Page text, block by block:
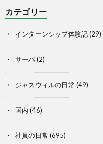
カテゴリー
インターンシップ体験記(29)
サーバ(2)
ジャスウィルの日常 (49)
国内 (46)
社員の日常 (695)